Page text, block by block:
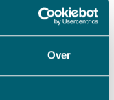
Over
komt ook
nieuwe directeur